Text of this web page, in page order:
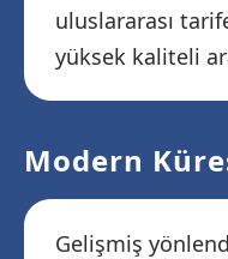
uluslararası
yüksek kaliteli
Modern
Gelişmiş